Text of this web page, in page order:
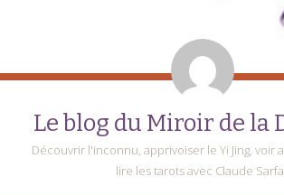
Le blog du Miroir de la
Découvrir l'inconnu, apprivoiser le Yi Jing, voir
lire les tarots avec Claude